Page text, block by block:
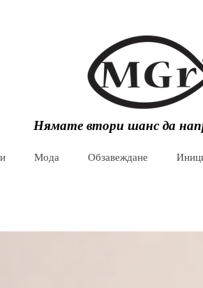
Нямате втори шанс да
Мода Обзавеждане